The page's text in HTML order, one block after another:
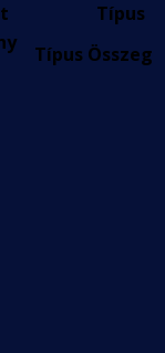
Típus
Típus Összeg